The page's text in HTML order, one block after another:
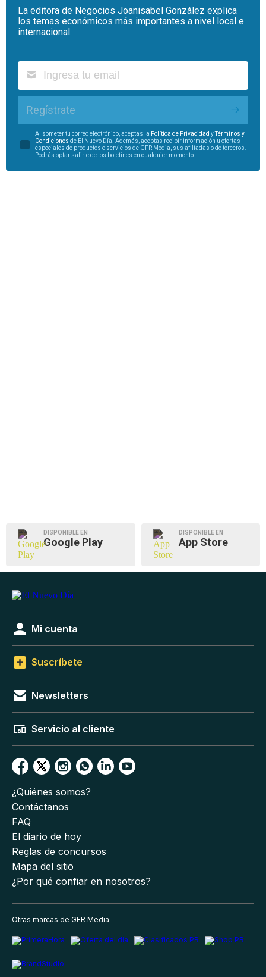
La editora de Negocios Joanisabel González explica
los temas económicos más importantes a nivel local e
internacional.
Regístrate
Al someter tu correo electrónico, aceptas la Política de Privacidad yTérminos y
Condiciones de El Nuevo Día. Además, aceptas recibir información u ofertas
especiales de productos o servicios de GFR Media, sus afiliadas o de terceros.
Podrás optar salirte de los boletines en cualquier momento.
DISPONIBLE EN
Google Play
DISPONIBLE EN
App Store
Mi cuenta
Suscríbete
Newsletters
Servicio al cliente
¿Quiénes somos?
Contáctanos
FAQ
El diario de hoy
Reglas de concursos
Mapa del sitio
¿Por qué confiar en nosotros?
Otras marcas de GFR Media